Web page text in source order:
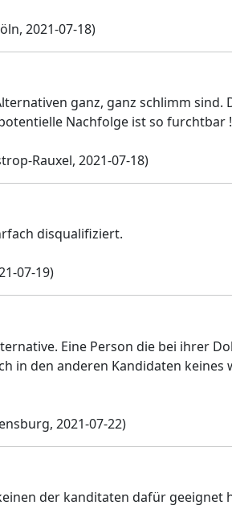
2021-07-18)
ganz, ganz schlimm
Nachfolge ist so furchtbar !
Rauxel, 2021-07-18)
disqualifiziert.
07-19)
Eine Person die bei ihrer
in den anderen Kandidaten
2021-07-22)
der kanditaten dafür